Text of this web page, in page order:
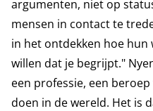
argumenten, niet op
mensen in contact te
in het ontdekken hoe hun
willen dat je begrijpt."
een professie, een
doen in de wereld. Het is